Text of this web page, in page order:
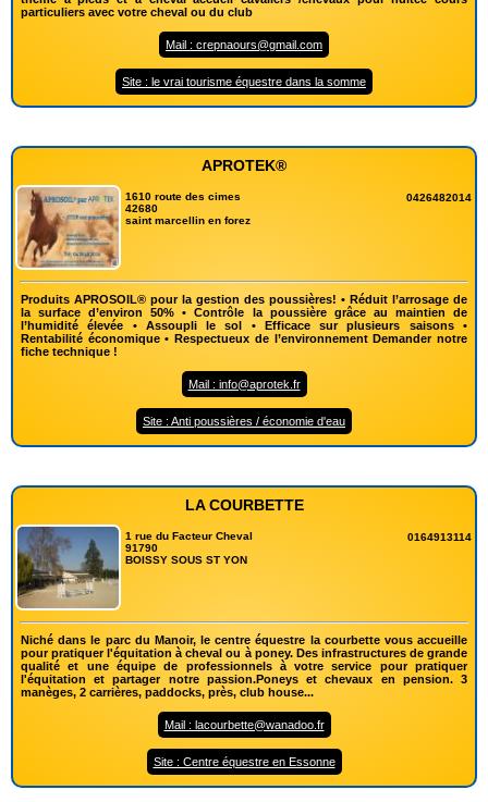
particuliers avec votre cheval ou du club
Mail : crepnaours@gmail.com
Site : le vrai tourisme équestre dans la somme
APROTEK®
1610 route des cimes
42680
saint marcellin en forez
0426482014
Produits APROSOIL® pour la gestion des poussières! • Réduit l’arrosage de
la surface d’environ 50% • Contrôle la poussière grâce au maintien de
l’humidité élevée • Assoupli le sol • Efficace sur plusieurs saisons •
Rentabilité économique • Respectueux de l’environnement Demander notre
fiche technique !
Mail : info@aprotek.fr
Site : Anti poussières / économie d'eau
LA COURBETTE
1 rue du Facteur Cheval
91790
BOISSY SOUS ST YON
0164913114
Niché dans le parc du Manoir, le centre équestre la courbette vous accueille
pour pratiquer l'équitation à cheval ou à poney. Des infrastructures de grande
qualité et une équipe de professionnels à votre service pour pratiquer
l'équitation et partager notre passion.Poneys et chevaux en pension. 3
manèges, 2 carrières, paddocks, près, club house...
Mail : lacourbette@wanadoo.fr
Site : Centre équestre en Essonne